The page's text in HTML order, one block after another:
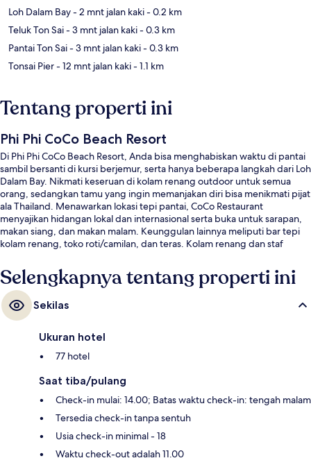
Loh Dalam Bay- 2 mnt jalan kaki- 0.2 km
Teluk Ton Sai- 3 mnt jalan kaki- 0.3 km
Pantai Ton Sai- 3 mnt jalan kaki- 0.3 km
Tonsai Pier- 12 mnt jalan kaki- 1.1 km
Tentang properti ini
Phi Phi CoCo Beach Resort
Di Phi Phi CoCo Beach Resort, Anda bisa menghabiskan waktu di pantai
sambil bersanti di kursi berjemur, serta hanya beberapa langkah dari Loh
Dalam Bay. Nikmati keseruan di kolam renang outdoor untuk semua
orang, sedangkan tamu yang ingin memanjakan diri bisa menikmati pijat
ala Thailand. Menawarkan lokasi tepi pantai, CoCo Restaurant
menyajikan hidangan lokal dan internasional serta buka untuk sarapan,
makan siang, dan makan malam. Keunggulan lainnya meliputi bar tepi
kolam renang, toko roti/camilan, dan teras. Kolam renang dan staf
Selengkapnya tentang properti ini
Sekilas
Ukuran hotel
77 hotel
Saat tiba/pulang
Check-in mulai: 14.00; Batas waktu check-in: tengah malam
Tersedia check-in tanpa sentuh
Usia check-in minimal - 18
Waktu check-out adalah 11.00